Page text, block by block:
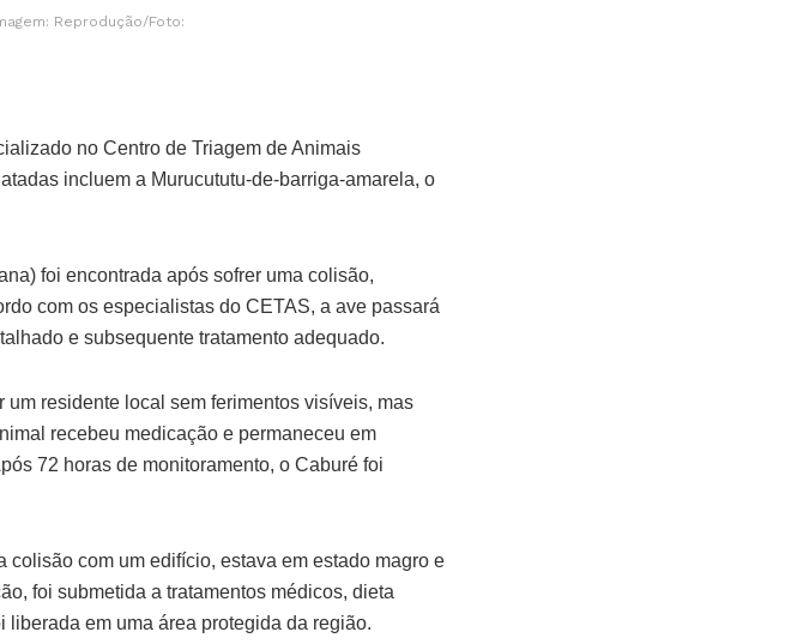
Reprodução/Foto:
no Centro de Triagem de Animais
incluem a Murucututu-de-barriga-amarela, o
foi encontrada após sofrer uma colisão,
com os especialistas do CETAS, a ave passará
e subsequente tratamento adequado.
residente local sem ferimentos visíveis, mas
recebeu medicação e permaneceu em
72 horas de monitoramento, o Caburé foi
colisão com um edifício, estava em estado magro e
foi submetida a tratamentos médicos, dieta
em uma área protegida da região.